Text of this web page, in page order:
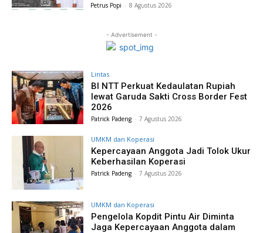
Petrus Popi - 8 Agustus 2026
- Advertisement -
Lintas
BI NTT Perkuat Kedaulatan Rupiah
lewat Garuda Sakti Cross Border Fest
2026
Patrick Padeng - 7 Agustus 2026
UMKM dan Koperasi
Kepercayaan Anggota Jadi Tolok Ukur
Keberhasilan Koperasi
Patrick Padeng - 7 Agustus 2026
UMKM dan Koperasi
Pengelola Kopdit Pintu Air Diminta
Jaga Kepercayaan Anggota dalam